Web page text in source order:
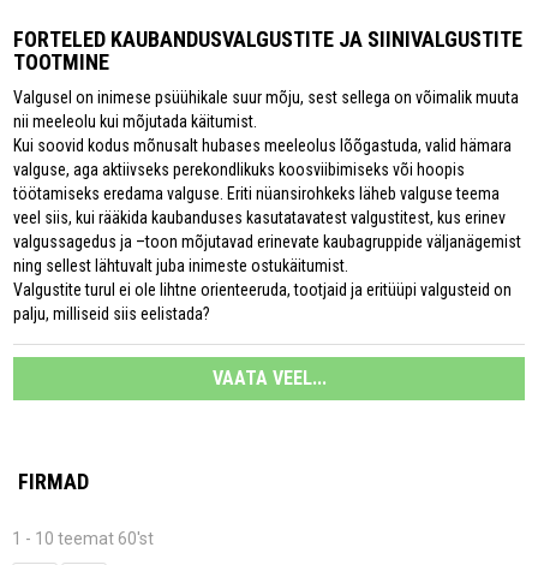
FORTELED KAUBANDUSVALGUSTITE JA SIINIVALGUSTITE
TOOTMINE
Valgusel on inimese psüühikale suur mõju, sest sellega on võimalik muuta
nii meeleolu kui mõjutada käitumist.
Kui soovid kodus mõnusalt hubases meeleolus lõõgastuda, valid hämara
valguse, aga aktiivseks perekondlikuks koosviibimiseks või hoopis
töötamiseks eredama valguse. Eriti nüansirohkeks läheb valguse teema
veel siis, kui rääkida kaubanduses kasutatavatest valgustitest, kus erinev
valgussagedus ja –toon mõjutavad erinevate kaubagruppide väljanägemist
ning sellest lähtuvalt juba inimeste ostukäitumist.
Valgustite turul ei ole lihtne orienteeruda, tootjaid ja eritüüpi valgusteid on
palju, milliseid siis eelistada?
VAATA VEEL...
FIRMAD
1 - 10 teemat 60'st